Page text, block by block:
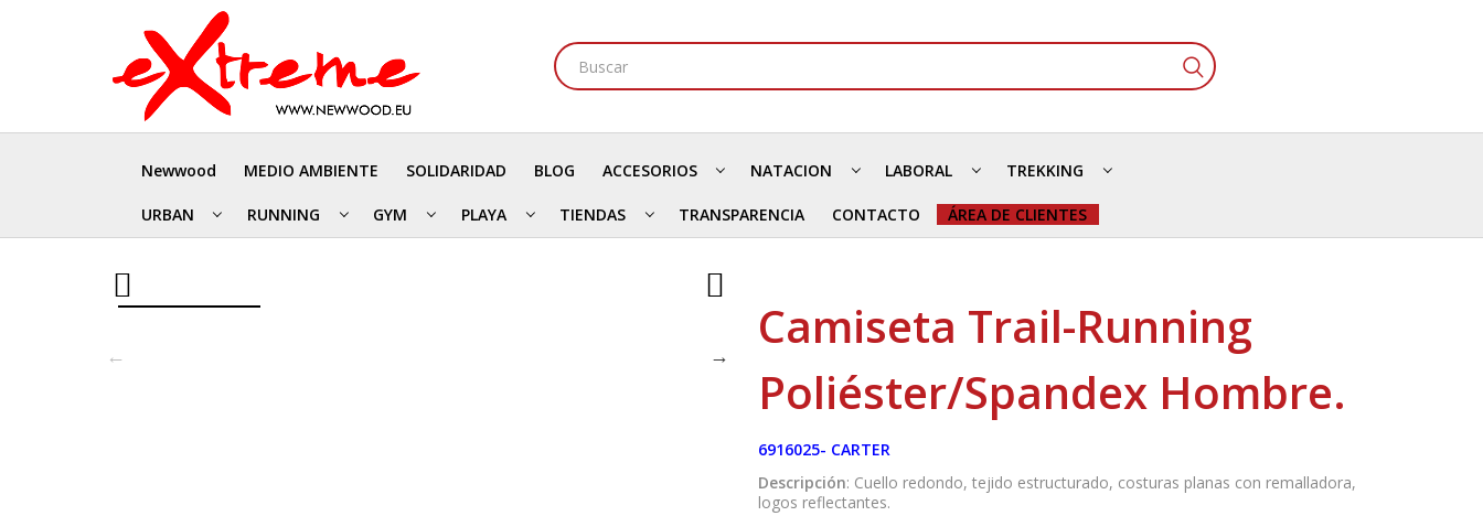
Newwood MEDIO AMBIENTE SOLIDARIDAD BLOG ACCESORIOS NATACION LABORAL TREKKING
URBAN RUNNING GYM PLAYA TIENDAS TRANSPARENCIA CONTACTO ÁREA DE CLIENTES
Camiseta Trail-Running
Poliéster/Spandex Hombre.
6916025- CARTER
Descripción: Cuello redondo, tejido estructurado, costuras planas con remalladora,
logos reflectantes.